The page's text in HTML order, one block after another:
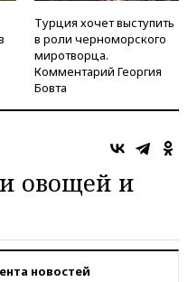
Турция хочет выступить
в роли черноморского
миротворца.
Комментарий Георгия
Бовта
овощей и
новостей